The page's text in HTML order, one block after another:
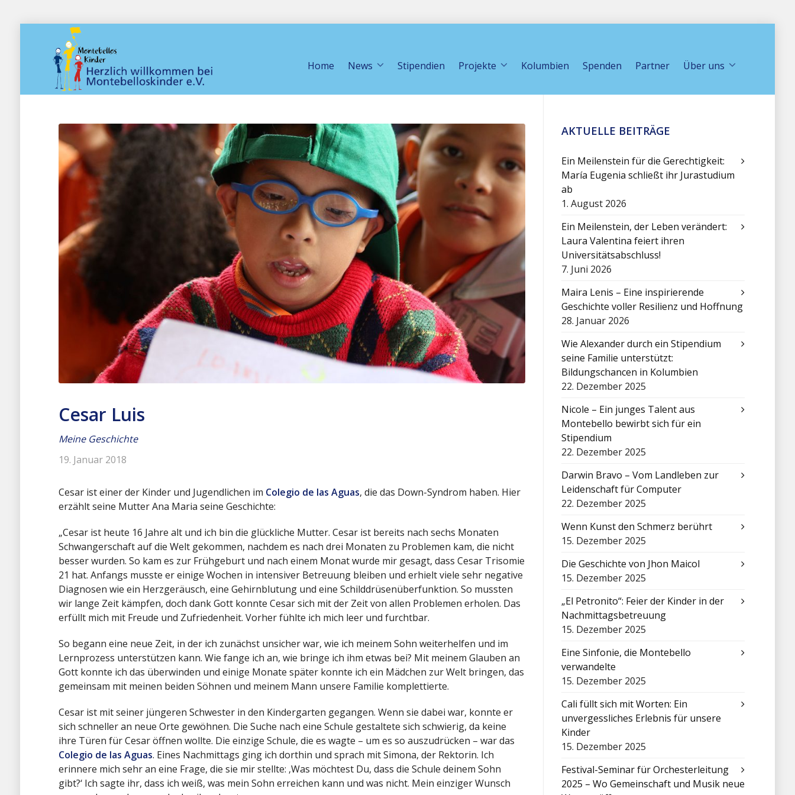
Home News Stipendien Projekte Kolumbien Spenden Partner Über uns
Cesar Luis
Meine Geschichte
19. Januar 2018
Cesar ist einer der Kinder und Jugendlichen im Colegio de las Aguas, die das Down-Syndrom haben. Hier
erzählt seine Mutter Ana Maria seine Geschichte:
„Cesar ist heute 16 Jahre alt und ich bin die glückliche Mutter. Cesar ist bereits nach sechs Monaten
Schwangerschaft auf die Welt gekommen, nachdem es nach drei Monaten zu Problemen kam, die nicht
besser wurden. So kam es zur Frühgeburt und nach einem Monat wurde mir gesagt, dass Cesar Trisomie
21 hat. Anfangs musste er einige Wochen in intensiver Betreuung bleiben und erhielt viele sehr negative
Diagnosen wie ein Herzgeräusch, eine Gehirnblutung und eine Schilddrüsenüberfunktion. So mussten
wir lange Zeit kämpfen, doch dank Gott konnte Cesar sich mit der Zeit von allen Problemen erholen. Das
erfüllt mich mit Freude und Zufriedenheit. Vorher fühlte ich mich leer und furchtbar.
So begann eine neue Zeit, in der ich zunächst unsicher war, wie ich meinem Sohn weiterhelfen und im
Lernprozess unterstützen kann. Wie fange ich an, wie bringe ich ihm etwas bei? Mit meinem Glauben an
Gott konnte ich das überwinden und einige Monate später konnte ich ein Mädchen zur Welt bringen, das
gemeinsam mit meinen beiden Söhnen und meinem Mann unsere Familie komplettierte.
Cesar ist mit seiner jüngeren Schwester in den Kindergarten gegangen. Wenn sie dabei war, konnte er
sich schneller an neue Orte gewöhnen. Die Suche nach eine Schule gestaltete sich schwierig, da keine
ihre Türen für Cesar öffnen wollte. Die einzige Schule, die es wagte – um es so auszudrücken – war das
Colegio de las Aguas. Eines Nachmittags ging ich dorthin und sprach mit Simona, der Rektorin. Ich
erinnere mich sehr an eine Frage, die sie mir stellte: ‚Was möchtest Du, dass die Schule deinem Sohn
gibt?‘ Ich sagte ihr, dass ich weiß, was mein Sohn erreichen kann und was nicht. Mein einziger Wunsch
AKTUELLE BEITRÄGE
Ein Meilenstein für die Gerechtigkeit:
María Eugenia schließt ihr Jurastudium
ab
1. August 2026
Ein Meilenstein, der Leben verändert:
Laura Valentina feiert ihren
Universitätsabschluss!
7. Juni 2026
Maira Lenis – Eine inspirierende
Geschichte voller Resilienz und Hoffnung
28. Januar 2026
Wie Alexander durch ein Stipendium
seine Familie unterstützt:
Bildungschancen in Kolumbien
22. Dezember 2025
Nicole – Ein junges Talent aus
Montebello bewirbt sich für ein
Stipendium
22. Dezember 2025
Darwin Bravo – Vom Landleben zur
Leidenschaft für Computer
22. Dezember 2025
Wenn Kunst den Schmerz berührt
15. Dezember 2025
Die Geschichte von Jhon Maicol
15. Dezember 2025
„El Petronito“: Feier der Kinder in der
Nachmittagsbetreuung
15. Dezember 2025
Eine Sinfonie, die Montebello
verwandelte
15. Dezember 2025
Cali füllt sich mit Worten: Ein
unvergessliches Erlebnis für unsere
Kinder
15. Dezember 2025
Festival-Seminar für Orchesterleitung
2025 – Wo Gemeinschaft und Musik neue